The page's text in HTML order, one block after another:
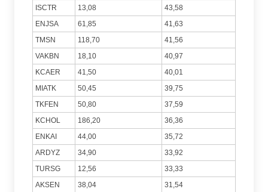
ISCTR
13,08
43,58
ENJSA
61,85
41,63
TMSN
118,70
41,56
VAKBN
18,10
40,97
KCAER
41,50
40,01
MIATK
50,45
39,75
TKFEN
50,80
37,59
KCHOL
186,20
36,36
ENKAI
44,00
35,72
ARDYZ
34,90
33,92
TURSG
12,56
33,33
AKSEN
38,04 31,54